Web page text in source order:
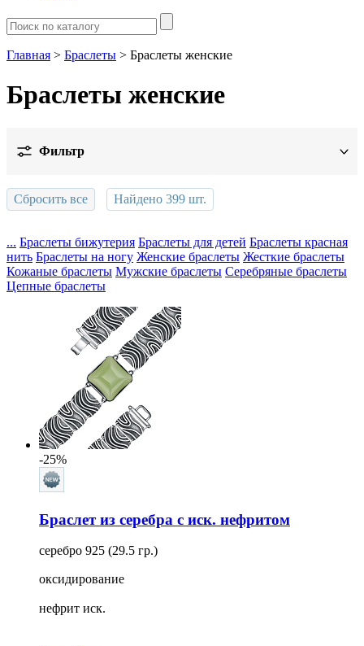
Главная > Браслеты > Браслеты женские
Браслеты женские
Фильтр
Цена
Показать
Дизайн
Вставка
Обработка
Для кого
Ещё
Тип замка
Тип плетения
Длина
Сбросить все Найдено 399 шт.
... Браслеты бижутерия Браслеты для детей Браслеты красная
нить Браслеты на ногу Женские браслеты Жесткие браслеты
Кожаные браслеты Мужские браслеты Серебряные браслеты
Цепные браслеты
-25%
Браслет из серебра с иск. нефритом
серебро 925 (29.5 гр.)
оксидирование
нефрит иск.